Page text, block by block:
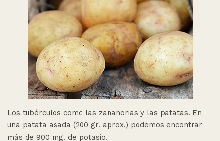
Los tubérculos como las zanahorias y las patatas. En
una patata asada (200 gr. aprox.) podemos encontrar
más de 900 mg. de potasio.